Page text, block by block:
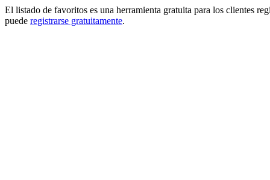
El listado de favoritos es una herramienta gratuita para los clientes
puede registrarse gratuitamente.